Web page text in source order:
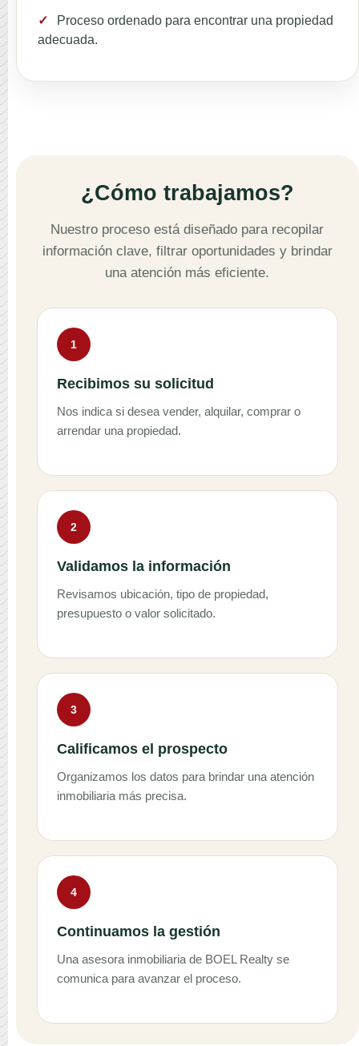
✓
Proceso ordenado para encontrar una propiedad
adecuada.
¿Cómo trabajamos?
Nuestro proceso está diseñado para recopilar
información clave, filtrar oportunidades y brindar
una atención más eficiente.
1
Recibimos su solicitud
Nos indica si desea vender, alquilar, comprar o
arrendar una propiedad.
2
Validamos la información
Revisamos ubicación, tipo de propiedad,
presupuesto o valor solicitado.
3
Calificamos el prospecto
Organizamos los datos para brindar una atención
inmobiliaria más precisa.
4
Continuamos la gestión
Una asesora inmobiliaria de BOEL Realty se
comunica para avanzar el proceso.